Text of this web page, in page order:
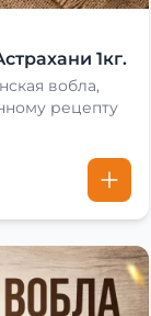
1кг.
вобла,
рецепту